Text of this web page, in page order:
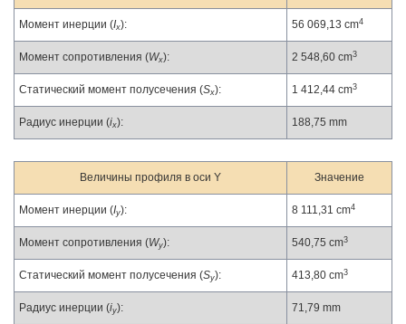
Момент инерции (Ix): 56 069,13 cm4
Момент сопротивления (Wx): 2 548,60 cm3
Статический момент полусечения (Sx): 1 412,44 cm3
Радиус инерции (ix): 188,75 mm
Величины профиля в оси Y Значение
Момент инерции (Iy): 8 111,31 cm4
Момент сопротивления (Wy): 540,75 cm3
Статический момент полусечения (Sy): 413,80 cm3
Радиус инерции (iy): 71,79 mm